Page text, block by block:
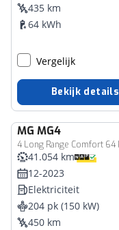
435 km
64 kWh
Vergelijk
Bekijk details
MG MG4
41.054 km
12-2023
Elektriciteit
204 pk (150 kW)
450 km